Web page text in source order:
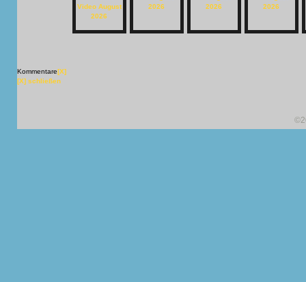
Kommentare[X]
[X] schließen